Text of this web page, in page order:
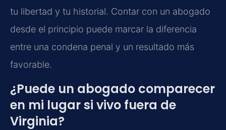
tu libertad y tu historial. Contar con un abogado
desde el principio puede marcar la diferencia
entre una condena penal y un resultado más
favorable.
¿Puede un abogado comparecer
en mi lugar si vivo fuera de
Virginia?